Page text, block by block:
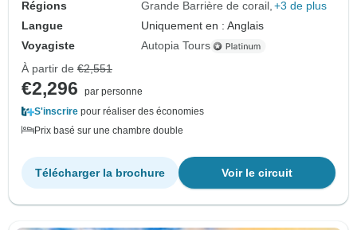
Régions
Grande Barrière de corail +3 de plus
Langue
Uniquement en : Anglais
Voyagiste
Autopia Tours
À partir de €2,551
€2,296
par personne
S'inscrire pour réaliser des économies
Prix basé sur une chambre double
Voir le circuit
Télécharger la brochure